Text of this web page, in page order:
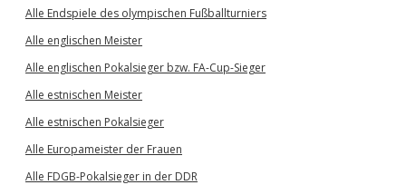
Alle Endspiele des olympischen Fußballturniers
Alle englischen Meister
Alle englischen Pokalsieger bzw. FA-Cup-Sieger
Alle estnischen Meister
Alle estnischen Pokalsieger
Alle Europameister der Frauen
Alle FDGB-Pokalsieger in der DDR